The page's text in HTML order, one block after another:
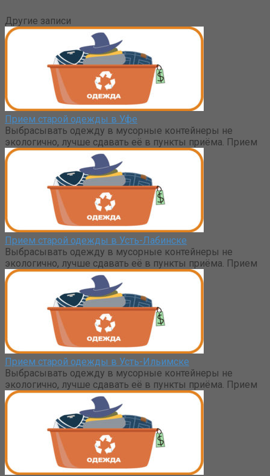
Другие записи
Прием старой одежды в Уфе
Выбрасывать одежду в мусорные контейнеры не
экологично, лучше сдавать её в пункты приёма. Прием
Прием старой одежды в Усть-Лабинске
Выбрасывать одежду в мусорные контейнеры не
экологично, лучше сдавать её в пункты приёма. Прием
Прием старой одежды в Усть-Ильимске
Выбрасывать одежду в мусорные контейнеры не
экологично, лучше сдавать её в пункты приёма. Прием